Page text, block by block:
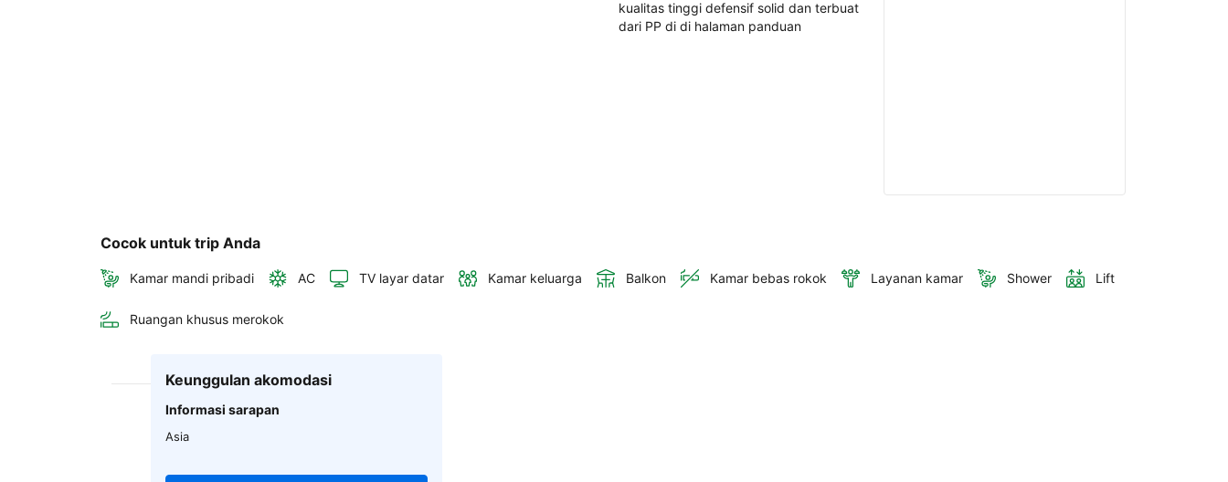
Cocok untuk trip Anda
Kamar mandi pribadi AC TV layar datar Kamar keluarga Balkon Kamar bebas rokok Layanan kamar Shower Lift
Ruangan khusus merokok
Keunggulan akomodasi
Informasi sarapan
Asia